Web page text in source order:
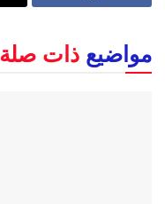
مواضيع ذات صلة